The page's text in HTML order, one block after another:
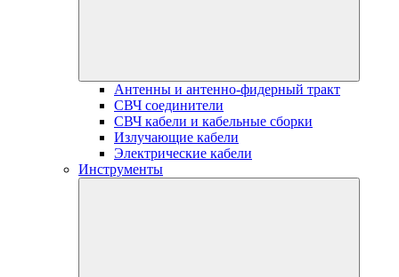
Антенны и антенно-фидерный тракт
СВЧ соединители
СВЧ кабели и кабельные сборки
Излучающие кабели
Электрические кабели
Инструменты